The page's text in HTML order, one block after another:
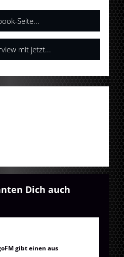
Seite...
mit jetzt...
Dich auch
gibt einen aus